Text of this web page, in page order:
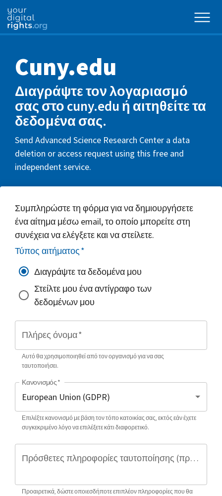
Cuny.edu
Διαγράψτε τον λογαριασμό
σας στο cuny.edu ή αιτηθείτε τα
δεδομένα σας.
Send Advanced Science Research Center a data
deletion or access request using this free and
independent service.
Συμπληρώστε τη φόρμα για να δημιουργήσετε
ένα αίτημα μέσω email, το οποίο μπορείτε στη
συνέχεια να ελέγξετε και να στείλετε.
Τύπος αιτήματος*
Διαγράψτε τα δεδομένα μου
Στείλτε μου ένα αντίγραφο των
δεδομένων μου
Πλήρες όνομα*
Αυτό θα χρησιμοποιηθεί από τον οργανισμό για να σας
ταυτοποιήσει.
Κανονισμός*
Επιλέξτε κανονισμό με βάση τον τόπο κατοικίας σας, εκτός εάν έχετε
συγκεκριμένο λόγο να επιλέξετε κάτι διαφορετικό.
Πρόσθετες πληροφορίες ταυτοποίησης (προαιρετικό)
Προαιρετικά, δώστε οποιεσδήποτε επιπλέον πληροφορίες που θα